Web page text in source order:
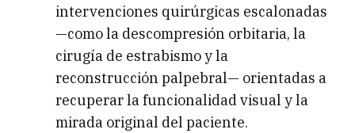
intervenciones quirúrgicas escalonadas
—como la descompresión orbitaria, la
cirugía de estrabismo y la
reconstrucción palpebral— orientadas a
recuperar la funcionalidad visual y la
mirada original del paciente.